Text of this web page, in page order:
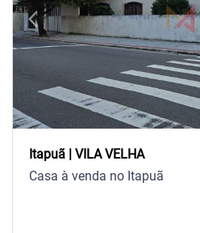
arrow_back_iosPrevious
Itapuã | VILA VELHA
Casa à venda no Itapuã